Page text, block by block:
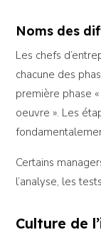
Noms des
Les chefs
chacune des
première phase
oeuvre ». Les
Certains
l’analyse, les
Culture de